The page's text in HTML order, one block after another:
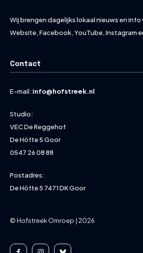
Wij brengen dagelijks lokaal nieuws en info
Website, Facebook, YouTube, Instagram
Contact
E-mail: info@hofstreek.nl
Studio:
VEC De Reggehof
De Höfte 5 Goor
0547 26 08 88
Postadres:
De Höfte 5 7471 DK Goor
© Hofstreek Omroep | 2026